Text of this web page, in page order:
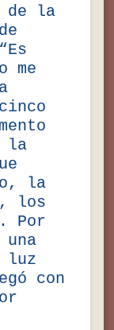
de la
me
la
la
los
Por
luz
con